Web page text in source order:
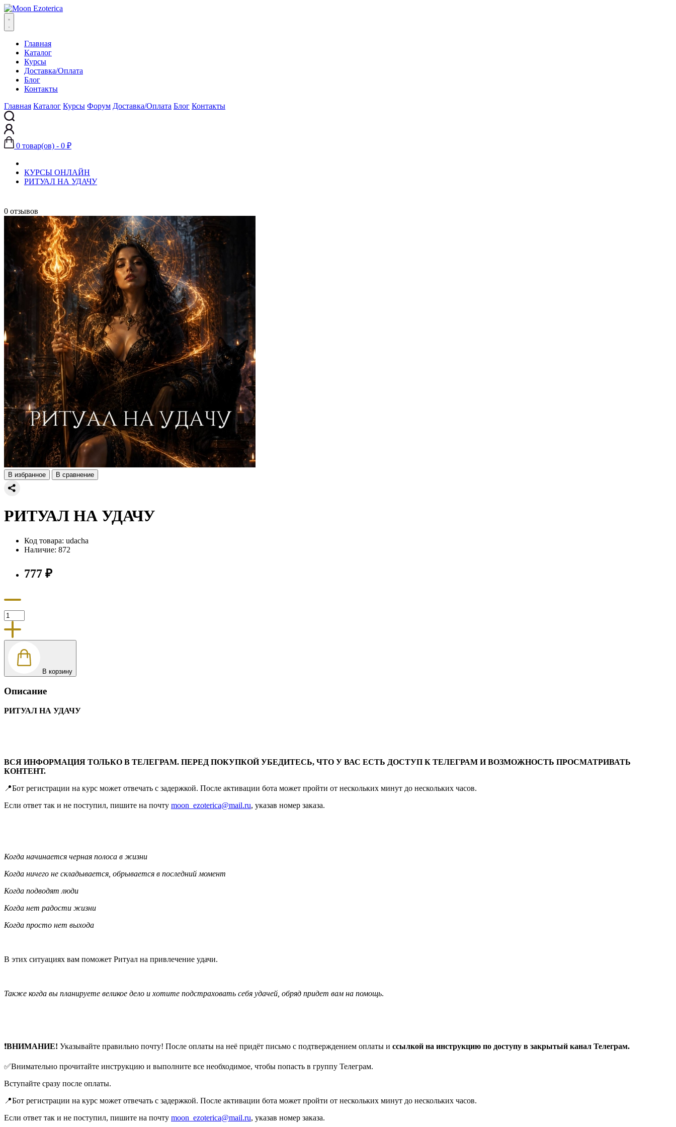
Главная
Каталог
Курсы
Доставка/Оплата
Блог
Контакты
Главная Каталог Курсы Форум Доставка/Оплата Блог Контакты
0 товар(ов) - 0 ₽
КУРСЫ ОНЛАЙН
РИТУАЛ НА УДАЧУ
0 отзывов
В избранное В сравнение
РИТУАЛ НА УДАЧУ
Код товара: udacha
Наличие: 872
777 ₽
В корзину
Описание
РИТУАЛ НА УДАЧУ
ВСЯ ИНФОРМАЦИЯ ТОЛЬКО В ТЕЛЕГРАМ. ПЕРЕД ПОКУПКОЙ УБЕДИТЕСЬ, ЧТО У ВАС ЕСТЬ ДОСТУП К ТЕЛЕГРАМ И ВОЗМОЖНОСТЬ ПРОСМАТРИВАТЬ
КОНТЕНТ.
📍Бот регистрации на курс может отвечать с задержкой. После активации бота может пройти от нескольких минут до нескольких часов.
Если ответ так и не поступил, пишите на почту moon_ezoterica@mail.ru, указав номер заказа.
Когда начинается черная полоса в жизни
Когда ничего не складывается, обрывается в последний момент
Когда подводят люди
Когда нет радости жизни
Когда просто нет выхода
В этих ситуациях вам поможет Ритуал на привлечение удачи.
Также когда вы планируете великое дело и хотите подстраховать себя удачей, обряд придет вам на помощь.
❗ВНИМАНИЕ! Указывайте правильно почту! После оплаты на неё придёт письмо с подтверждением оплаты и ссылкой на инструкцию по доступу в закрытый канал Телеграм.
✅Внимательно прочитайте инструкцию и выполните все необходимое, чтобы попасть в группу Телеграм.
Вступайте сразу после оплаты.
📍Бот регистрации на курс может отвечать с задержкой. После активации бота может пройти от нескольких минут до нескольких часов.
Если ответ так и не поступил, пишите на почту moon_ezoterica@mail.ru, указав номер заказа.